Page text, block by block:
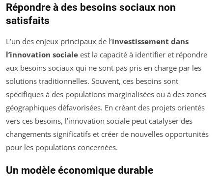
Répondre à des besoins sociaux non
satisfaits
L’un des enjeux principaux de l’investissement dans
l’innovation sociale est la capacité à identifier et répondre
aux besoins sociaux qui ne sont pas pris en charge par les
solutions traditionnelles. Souvent, ces besoins sont
spécifiques à des populations marginalisées ou à des zones
géographiques défavorisées. En créant des projets orientés
vers ces besoins, l’innovation sociale peut catalyser des
changements significatifs et créer de nouvelles opportunités
pour les populations concernées.
Un modèle économique durable